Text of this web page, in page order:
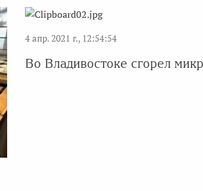
4 апр. 2021 г., 12:54:54
Во Владивостоке сгорел